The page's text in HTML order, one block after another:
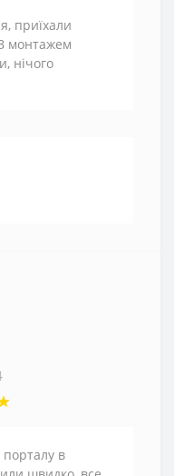
приїхали
монтажем
нічого
порталу в